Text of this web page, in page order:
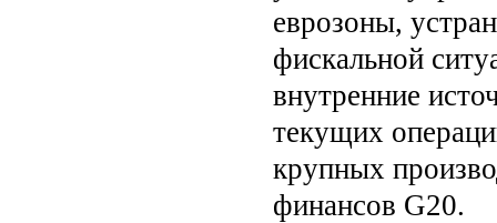
еврозоны,
фискальной
внутренние
текущих
крупных
финансов G20.